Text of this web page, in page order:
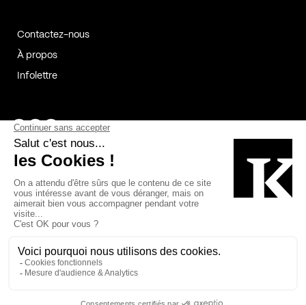
Contactez-nous
À propos
Infolettre
Page Facebook de Kollectif
Page Instagram de Kollectif
Page Linkedin de Kollectif
Bâtiment-Durable-Québec-1
Esquisses-1
MP-1 v2com-1